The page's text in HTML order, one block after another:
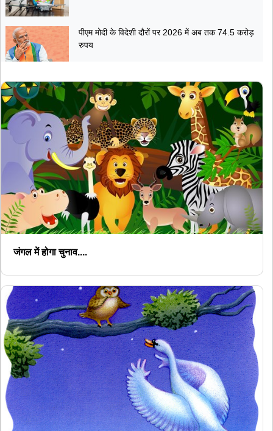
पीएम मोदी के विदेशी दौरों पर 2026 में अब तक 74.5 करोड़
रुपय
जंगल में होगा चुनाव....